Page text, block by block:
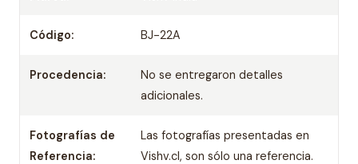
Código: BJ-22A
Procedencia:
No se entregaron detalles
adicionales.
Fotografías de
Referencia:
Las fotografías presentadas en
Vishv.cl, son sólo una referencia.